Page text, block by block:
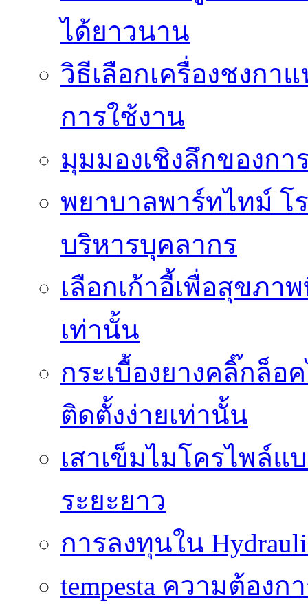
ได้ยาวนาน
วิธีเลือกเครื่องชงกา
การใช้งาน
มุมมองเชิงลึกของก
พยาบาลพาร์ทไทม์ โ
บริหารบุคลากร
เลือกเก้าอี้เพื่อสุขภา
เท่านั้น
กระเบื้องยางคลิ๊กล็อ
ติดตั้งง่ายเท่านั้น
เสาเข็มไมโครไพล์
ระยะยาว
การลงทุนใน
tempesta ความต้อง